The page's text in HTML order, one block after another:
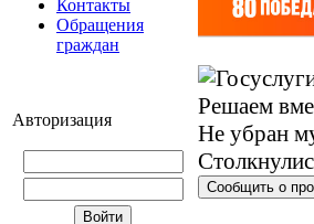
Контакты
Обращения
граждан
Авторизация
Решаем
Не убран
Сообщить о